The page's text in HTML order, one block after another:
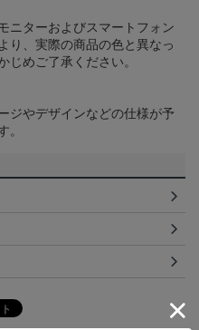
ニターおよびスマートフォン
り、実際の商品の色と異なっ
じめご了承ください。
ジやデザインなどの仕様が予
。